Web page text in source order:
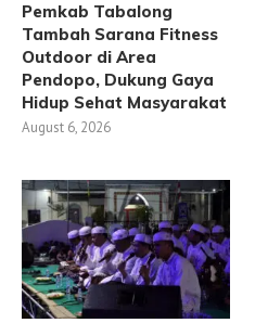
Pemkab Tabalong
Tambah Sarana Fitness
Outdoor di Area
Pendopo, Dukung Gaya
Hidup Sehat Masyarakat
August 6, 2026